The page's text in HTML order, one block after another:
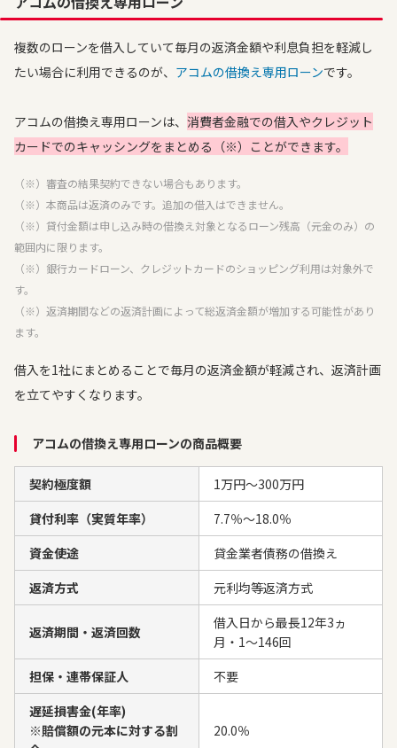
複数のローンを借入していて毎月の返済金額や利息負担を軽減し
たい場合に利用できるのが、 アコムの借換え専用ローンです。
アコムの借換え専用ローンは、 消費者金融での借入やクレジット
カードでのキャッシングをまとめる（※）ことができます。
（※）審査の結果契約できない場合もあります。
（※）本商品は返済のみです。追加の借入はできません。
（※）貸付金額は申し込み時の借換え対象となるローン残高（元金のみ）の
範囲内に限ります。
（※）銀行カードローン、クレジットカードのショッピング利用は対象外で
す。
（※）返済期間などの返済計画によって総返済金額が増加する可能性があり
ます。
借入を1社にまとめることで毎月の返済金額が軽減され、返済計画
を立てやすくなります。
アコムの借換え専用ローンの商品概要
契約極度額
1万円～300万円
貸付利率（実質年率）
7.7％～18.0％
資金使途
貸金業者債務の借換え
返済方式
元利均等返済方式
返済期間・返済回数
借入日から最長12年3ヵ
月・1～146回
担保・連帯保証人
不要
遅延損害金(年率)
※賠償額の元本に対する割
20.0％